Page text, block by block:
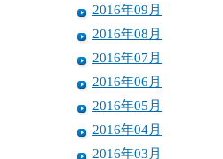
2016年09月
2016年08月
2016年07月
2016年06月
2016年05月
2016年04月
2016年03月